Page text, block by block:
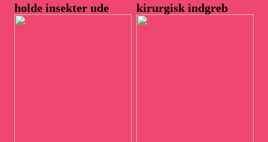
holde insekter ude
kirurgisk indgreb